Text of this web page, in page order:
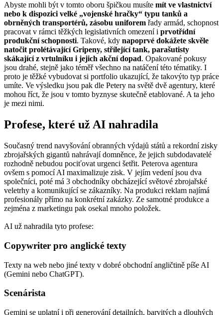
Abyste mohli být v tomto oboru špičkou musíte mít ve vlastnictví
nebo k dispozici velké „vojenské hračky“ typu tanků a
obrněných transportérů, zásobu uniforem řady armád, schopnost
pracovat v rámci těžkých legislativních omezení i prvotřídní
produkční schopnosti. Takové, kdy napoprvé dokážete skvěle
natočit prolétávající Gripeny, střílející tank, parašutisty
skákající z vrtulníku i jejich akční dopad. Opakované pokusy
jsou drahé, stejně jako téměř všechno na natáčení této tématiky. I
proto je těžké vybudovat si portfolio ukazující, že takovýto typ práce
umíte. Ve výsledku jsou pak dle Petery na světě dvě agentury, které
mohou říct, že jsou v tomto byznyse skutečně etablované. A ta jeho
je mezi nimi.
Profese, které už AI nahradila
Současný trend navyšování obranných výdajů států a rekordní zisky
zbrojařských gigantů nahrávají domněnce, že jejich subdodavatelé
rozhodně nebudou pociťovat urgenci šetřit. Peterova agentura
ovšem s pomocí AI maximalizuje zisk. V jejím vedení jsou dva
společníci, poté má 3 obchodníky obcházející světové zbrojařské
veletrhy a komunikující se zákazníky. Na produkci reklam najímá
profesionály přímo na konkrétní zakázky. Ze samotné produkce a
zejména z marketingu pak osekal mnoho položek.
AI už nahradila tyto profese:
Copywriter pro anglické texty
Texty na web nebo jiné texty v dobré obchodní angličtině píše AI
(Gemini nebo ChatGPT).
Scenárista
Gemini se uplatní i při generování detailních, barvitých a dlouhých